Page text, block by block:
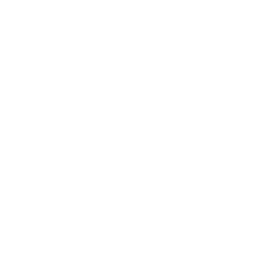
المجموعات (
أحد المشاركين قد غيّر الوصف لمعلومات احتيالية، مما يساعدك